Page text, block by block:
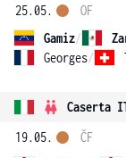
25.05.
Gamiz/
Georges/
OF
Caserta
19.05.
ČF